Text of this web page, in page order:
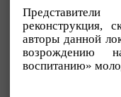
реконструкция,
авторы данной
возрождению
воспитанию»